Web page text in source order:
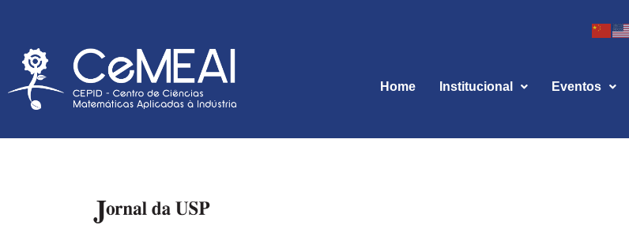
Home Institucional Eventos